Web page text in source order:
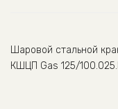
25,
с
Шаровой стальной
КШЦП Gas 125/